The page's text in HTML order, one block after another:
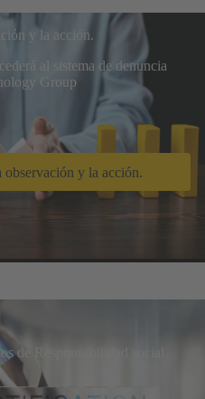
y la acción.
al sistema de denuncia
Group
observación y la acción.
de Responsabilidad social